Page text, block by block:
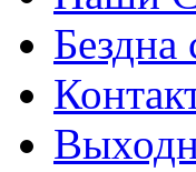
Бездна